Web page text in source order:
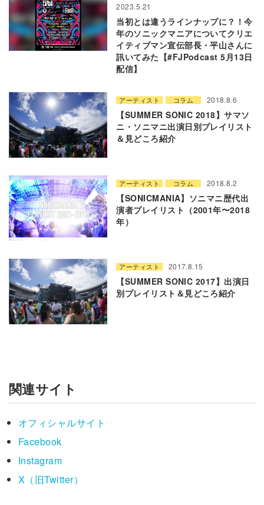
2023.5.21
当初とは違うラインナップに？！今
年のソニックマニアについてクリエ
イティブマン宣伝部長・平山さんに
訊いてみた【#FJPodcast 5月13日
配信】
アーティスト コラム 2018.8.6
【SUMMER SONIC 2018】サマソ
ニ・ソニマニ出演日別プレイリスト
＆見どころ紹介
アーティスト コラム 2018.8.2
【SONICMANIA】ソニマニ歴代出
演者プレイリスト（2001年〜2018
年）
アーティスト 2017.8.15
【SUMMER SONIC 2017】出演日
別プレイリスト＆見どころ紹介
関連サイト
オフィシャルサイト
Facebook
Instagram
X（旧Twitter）